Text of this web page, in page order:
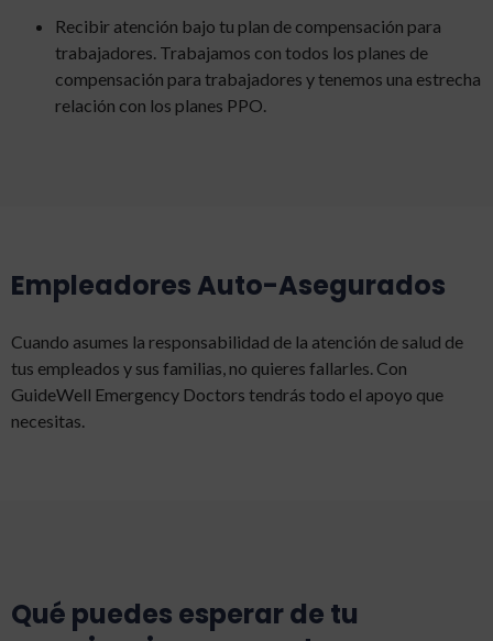
Recibir atención bajo tu plan de compensación para
trabajadores. Trabajamos con todos los planes de
compensación para trabajadores y tenemos una estrecha
relación con los planes PPO.
Empleadores Auto-Asegurados
Cuando asumes la responsabilidad de la atención de salud de
tus empleados y sus familias, no quieres fallarles. Con
GuideWell Emergency Doctors tendrás todo el apoyo que
necesitas.
Qué puedes esperar de tu